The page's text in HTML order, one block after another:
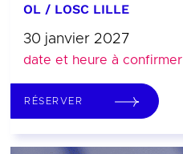
OL / LOSC LILLE
30 janvier 2027
date et heure à confirmer
RÉSERVER